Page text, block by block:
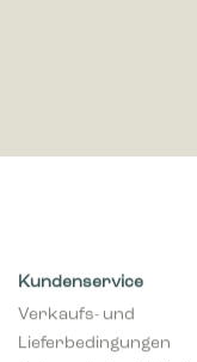
Kundenservice
Verkaufs- und
Lieferbedingungen